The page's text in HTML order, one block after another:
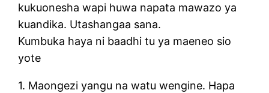
kukuonesha wapi huwa napata mawazo ya
kuandika. Utashangaa sana.
Kumbuka haya ni baadhi tu ya maeneo sio
yote
1. Maongezi yangu na watu wengine. Hapa